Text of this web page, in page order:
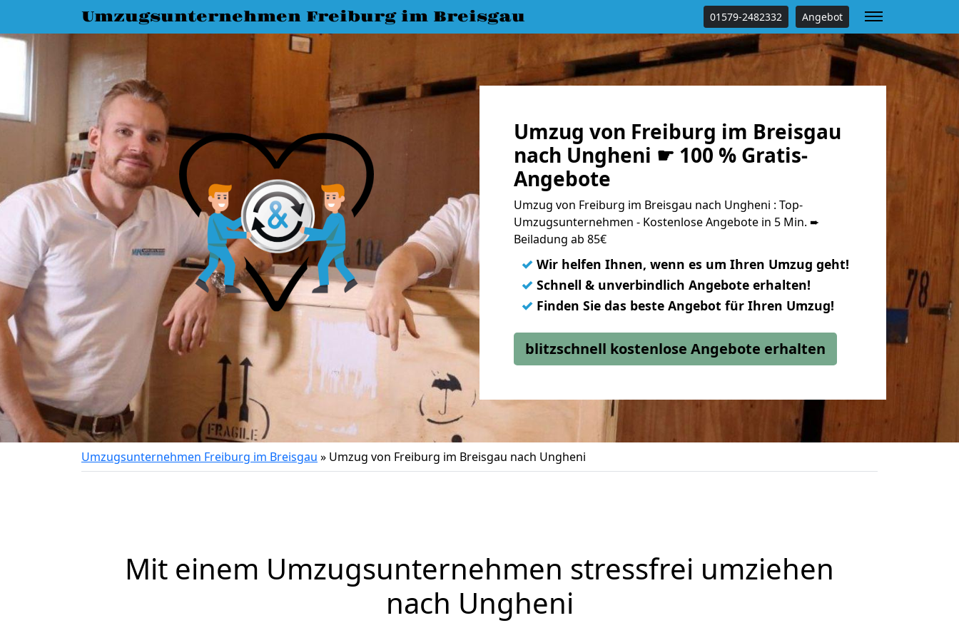
Umzugsunternehmen Freiburg im Breisgau 01579-2482332 Angebot
Umzug von Freiburg im Breisgau
nach Ungheni ☛ 100 % Gratis-
Angebote
Umzug von Freiburg im Breisgau nach Ungheni : Top-
Umzugsunternehmen - Kostenlose Angebote in 5 Min. ➨
Beiladung ab 85€
✓ Wir helfen Ihnen, wenn es um Ihren Umzug geht!
✓ Schnell & unverbindlich Angebote erhalten!
✓ Finden Sie das beste Angebot für Ihren Umzug!
blitzschnell kostenlose Angebote erhalten
Umzugsunternehmen Freiburg im Breisgau » Umzug von Freiburg im Breisgau nach Ungheni
Mit einem Umzugsunternehmen stressfrei umziehen
nach Ungheni